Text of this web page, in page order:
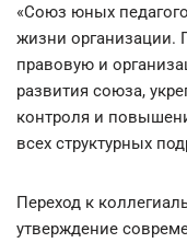
«Союз юных
жизни организации.
правовую и
развития союза,
контроля и
всех структурных
Переход к
утверждение